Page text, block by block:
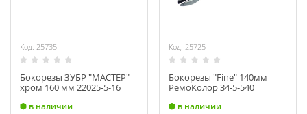
Код: 25735
Бокорезы ЗУБР "МАСТЕР"
хром 160 мм 22025-5-16
в наличии
Код: 25725
Бокорезы "Fine" 140мм
РемоКолор 34-5-540
в наличии